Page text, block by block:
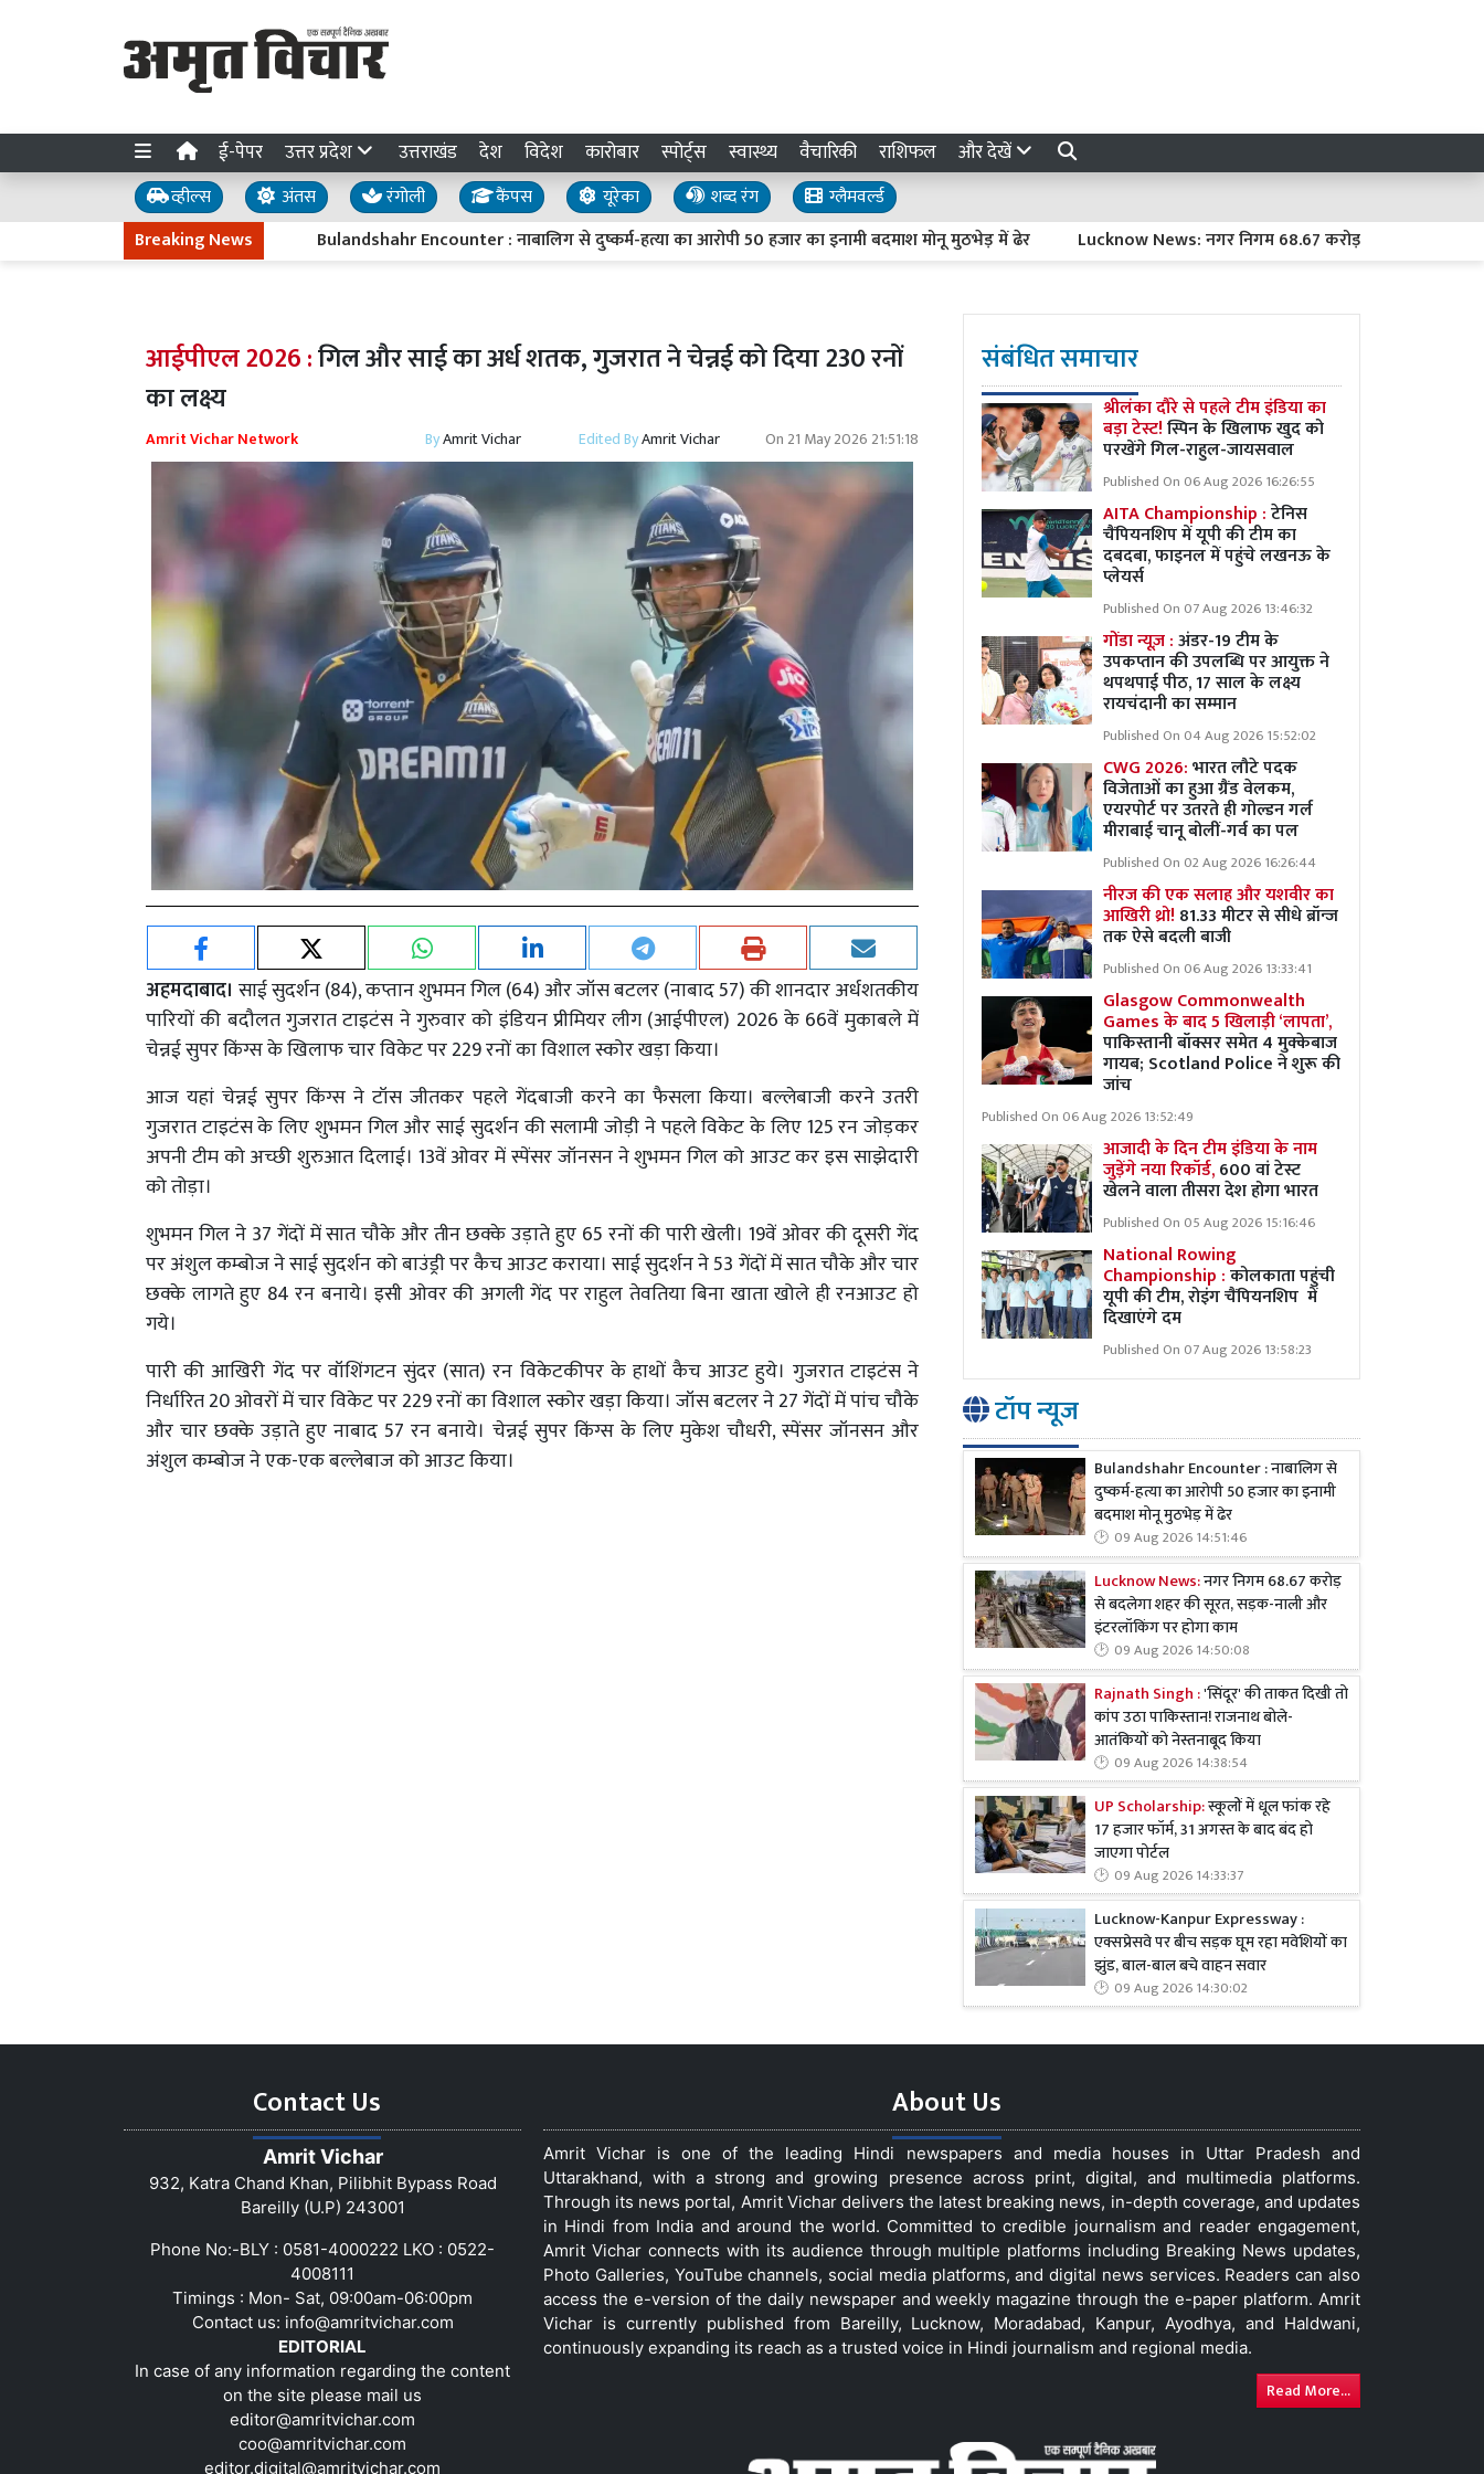
ई-पेपर उत्तर प्रदेश उत्तराखंड देश विदेश कारोबार स्पोर्ट्स स्वास्थ्य वैचारिकी राशिफल और देखें
व्हील्स अंतस रंगोली कैंपस यूरेका शब्द रंग
ग्लैमवर्ल्ड
Breaking News
Bulandshahr Encounter : नाबालिग से दुष्कर्म-हत्या का आरोपी 50 हजार का इनामी बदमाश मोनू मुठभेड़ में ढेर Lucknow News: नगर निगम 68.67 करोड़ से बदलेगा शहर की सूरत,
आईपीएल 2026 :गिल और साई का अर्ध शतक, गुजरात ने चेन्नई को दिया 230 रनों
का लक्ष्य
Amrit Vichar Network ByAmrit Vichar Edited ByAmrit Vichar On 21 May 2026 21:51:18
अहमदाबाद। साई सुदर्शन (84), कप्तान शुभमन गिल (64) और जॉस बटलर (नाबाद 57) की शानदार अर्धशतकीय
पारियों की बदौलत गुजरात टाइटंस ने गुरुवार को इंडियन प्रीमियर लीग (आईपीएल) 2026 के 66वें मुकाबले में
चेन्नई सुपर किंग्स के खिलाफ चार विकेट पर 229 रनों का विशाल स्कोर खड़ा किया।
आज यहां चेन्नई सुपर किंग्स ने टॉस जीतकर पहले गेंदबाजी करने का फैसला किया। बल्लेबाजी करने उतरी
गुजरात टाइटंस के लिए शुभमन गिल और साई सुदर्शन की सलामी जोड़ी ने पहले विकेट के लिए 125 रन जोड़कर
अपनी टीम को अच्छी शुरुआत दिलाई। 13वें ओवर में स्पेंसर जॉनसन ने शुभमन गिल को आउट कर इस साझेदारी
को तोड़ा।
शुभमन गिल ने 37 गेंदों में सात चौके और तीन छक्के उड़ाते हुए 65 रनों की पारी खेली। 19वें ओवर की दूसरी गेंद
पर अंशुल कम्बोज ने साई सुदर्शन को बाउंड्री पर कैच आउट कराया। साई सुदर्शन ने 53 गेंदों में सात चौके और चार
छक्के लागते हुए 84 रन बनाये। इसी ओवर की अगली गेंद पर राहुल तेवतिया बिना खाता खोले ही रनआउट हो
गये।
पारी की आखिरी गेंद पर वॉशिंगटन सुंदर (सात) रन विकेटकीपर के हाथों कैच आउट हुये। गुजरात टाइटंस ने
निर्धारित 20 ओवरों में चार विकेट पर 229 रनों का विशाल स्कोर खड़ा किया। जॉस बटलर ने 27 गेंदों में पांच चौके
और चार छक्के उड़ाते हुए नाबाद 57 रन बनाये। चेन्नई सुपर किंग्स के लिए मुकेश चौधरी, स्पेंसर जॉनसन और
अंशुल कम्बोज ने एक-एक बल्लेबाज को आउट किया।
संबंधित समाचार
श्रीलंका दौरे से पहले टीम इंडिया का
बड़ा टेस्ट!स्पिन के खिलाफ खुद को
परखेंगे गिल-राहुल-जायसवाल
Published On 06 Aug 2026 16:26:55
AITA Championship :टेनिस
चैंपियनशिप में यूपी की टीम का
दबदबा, फाइनल में पहुंचे लखनऊ के
प्लेयर्स
Published On 07 Aug 2026 13:46:32
गोंडा न्यूज़ :अंडर-19 टीम के
उपकप्तान की उपलब्धि पर आयुक्त ने
थपथपाई पीठ, 17 साल के लक्ष्य
रायचंदानी का सम्मान
Published On 04 Aug 2026 15:52:02
CWG 2026:भारत लौटे पदक
विजेताओं का हुआ ग्रैंड वेलकम,
एयरपोर्ट पर उतरते ही गोल्डन गर्ल
मीराबाई चानू बोलीं-गर्व का पल
Published On 02 Aug 2026 16:26:44
नीरज की एक सलाह और यशवीर का
आखिरी थ्रो! 81.33 मीटर से सीधे ब्रॉन्ज
तक ऐसे बदली बाजी
Published On 06 Aug 2026 13:33:41
Glasgow Commonwealth
Games के बाद 5 खिलाड़ी ‘लापता’,
पाकिस्तानी बॉक्सर समेत 4 मुक्केबाज
गायब; Scotland Police ने शुरू की
जांच
Published On 06 Aug 2026 13:52:49
आजादी के दिन टीम इंडिया के नाम
जुड़ेंगे नया रिकॉर्ड,600 वां टेस्ट
खेलने वाला तीसरा देश होगा भारत
Published On 05 Aug 2026 15:16:46
National Rowing
Championship :कोलकाता पहुंची
यूपी की टीम, रोइंग चैंपियनशिप में
दिखाएंगे दम
Published On 07 Aug 2026 13:58:23
टॉप न्यूज
Bulandshahr Encounter : नाबालिग से
दुष्कर्म-हत्या का आरोपी 50 हजार का इनामी
बदमाश मोनू मुठभेड़ में ढेर
09 Aug 2026 14:51:46
Lucknow News:नगर निगम 68.67 करोड़
से बदलेगा शहर की सूरत, सड़क-नाली और
इंटरलॉकिंग पर होगा काम
09 Aug 2026 14:50:08
Rajnath Singh :'सिंदूर' की ताकत दिखी तो
कांप उठा पाकिस्तान! राजनाथ बोले-
आतंकियों को नेस्तनाबूद किया
09 Aug 2026 14:38:54
UP Scholarship:स्कूलों में धूल फांक रहे
17 हजार फॉर्म, 31 अगस्त के बाद बंद हो
जाएगा पोर्टल
09 Aug 2026 14:33:37
Lucknow-Kanpur Expressway :
एक्सप्रेसवे पर बीच सड़क घूम रहा मवेशियों का
झुंड, बाल-बाल बचे वाहन सवार
09 Aug 2026 14:30:02
Contact Us
Amrit Vichar
932, Katra Chand Khan, Pilibhit Bypass Road
Bareilly (U.P) 243001
Phone No:-BLY : 0581-4000222 LKO : 0522-
4008111
Timings : Mon- Sat, 09:00am-06:00pm
Contact us: info@amritvichar.com
EDITORIAL
In case of any information regarding the content
on the site please mail us
editor@amritvichar.com
coo@amritvichar.com
editor.digital@amritvichar.com
About Us
Amrit Vichar is one of the leading Hindi newspapers and media houses in Uttar Pradesh and
Uttarakhand, with a strong and growing presence across print, digital, and multimedia platforms.
Through its news portal, Amrit Vichar delivers the latest breaking news, in-depth coverage, and updates
in Hindi from India and around the world. Committed to credible journalism and reader engagement,
Amrit Vichar connects with its audience through multiple platforms including Breaking News updates,
Photo Galleries, YouTube channels, social media platforms, and digital news services. Readers can also
access the e-version of the daily newspaper and weekly magazine through the e-paper platform. Amrit
Vichar is currently published from Bareilly, Lucknow, Moradabad, Kanpur, Ayodhya, and Haldwani,
continuously expanding its reach as a trusted voice in Hindi journalism and regional media.
Read More...